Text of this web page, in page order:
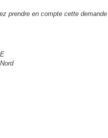
prendre en compte cette